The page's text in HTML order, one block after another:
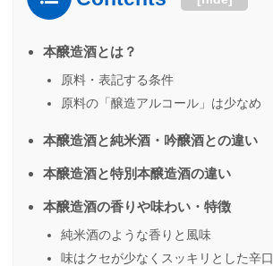
本醸造酒とは？
原料・表記する条件
原料の「醸造アルコール」は少なめ
本醸造酒と純米酒・吟醸酒との違い
本醸造酒と特別本醸造酒の違い
本醸造酒の香りや味わい・特徴
純米酒のような香りと風味
味はクセが少なくスッキリとした辛口